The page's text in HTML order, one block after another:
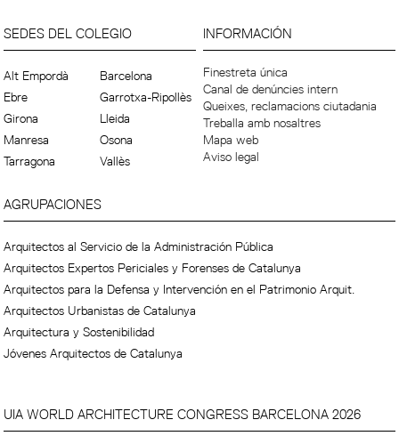
SEDES DEL COLEGIO
Alt Empordà
Barcelona
Ebre
Garrotxa-Ripollès
Girona
Lleida
Manresa
Osona
Tarragona
Vallès
INFORMACIÓN
Finestreta única
Canal de denúncies intern
Queixes, reclamacions ciutadania
Treballa amb nosaltres
Mapa web
Aviso legal
AGRUPACIONES
Arquitectos al Servicio de la Administración Pública
Arquitectos Expertos Periciales y Forenses de Catalunya
Arquitectos para la Defensa y Intervención en el Patrimonio Arquit.
Arquitectos Urbanistas de Catalunya
Arquitectura y Sostenibilidad
Jóvenes Arquitectos de Catalunya
UIA WORLD ARCHITECTURE CONGRESS BARCELONA 2026